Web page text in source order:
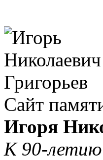
Сайт
Игоря
К 90-